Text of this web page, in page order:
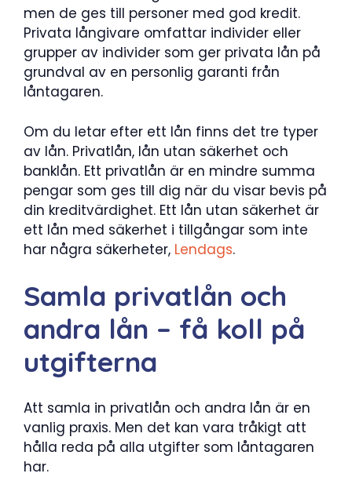
men de ges till personer med god kredit.
Privata långivare omfattar individer eller
grupper av individer som ger privata lån på
grundval av en personlig garanti från
låntagaren.
Om du letar efter ett lån finns det tre typer
av lån. Privatlån, lån utan säkerhet och
banklån. Ett privatlån är en mindre summa
pengar som ges till dig när du visar bevis på
din kreditvärdighet. Ett lån utan säkerhet är
ett lån med säkerhet i tillgångar som inte
har några säkerheter, Lendags.
Samla privatlån och
andra lån – få koll på
utgifterna
Att samla in privatlån och andra lån är en
vanlig praxis. Men det kan vara tråkigt att
hålla reda på alla utgifter som låntagaren
har.